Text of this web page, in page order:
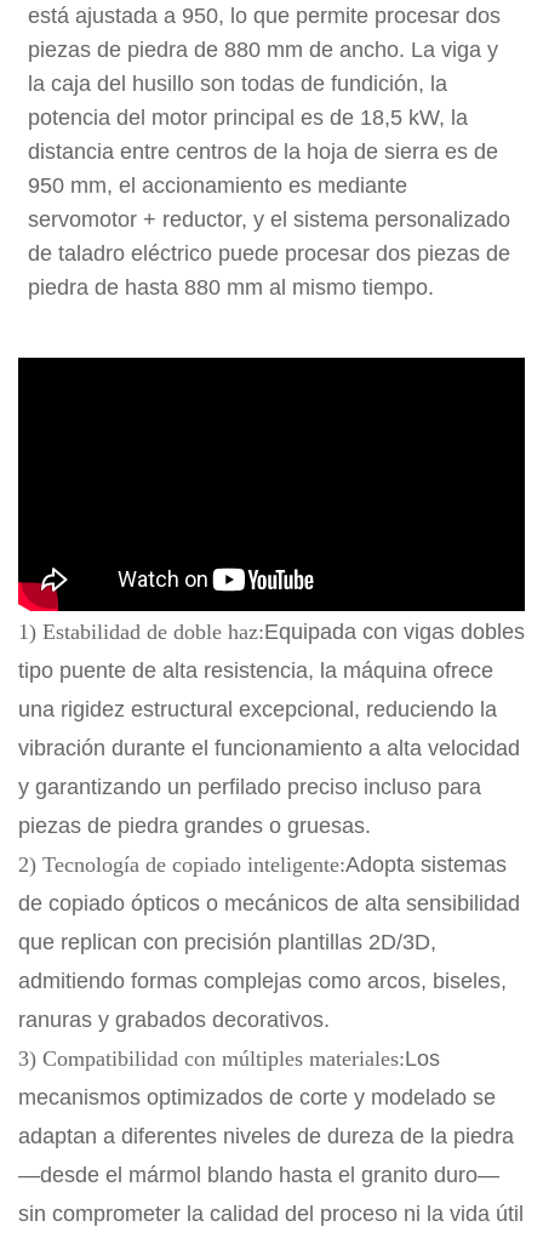
está ajustada a 950, lo que permite procesar dos
piezas de piedra de 880 mm de ancho. La viga y
la caja del husillo son todas de fundición, la
potencia del motor principal es de 18,5 kW, la
distancia entre centros de la hoja de sierra es de
950 mm, el accionamiento es mediante
servomotor + reductor, y el sistema personalizado
de taladro eléctrico puede procesar dos piezas de
piedra de hasta 880 mm al mismo tiempo.
1) Estabilidad de doble haz:Equipada con vigas dobles
tipo puente de alta resistencia, la máquina ofrece
una rigidez estructural excepcional, reduciendo la
vibración durante el funcionamiento a alta velocidad
y garantizando un perfilado preciso incluso para
piezas de piedra grandes o gruesas.
2) Tecnología de copiado inteligente:Adopta sistemas
de copiado ópticos o mecánicos de alta sensibilidad
que replican con precisión plantillas 2D/3D,
admitiendo formas complejas como arcos, biseles,
ranuras y grabados decorativos.
3) Compatibilidad con múltiples materiales:Los
mecanismos optimizados de corte y modelado se
adaptan a diferentes niveles de dureza de la piedra
—desde el mármol blando hasta el granito duro—
sin comprometer la calidad del proceso ni la vida útil